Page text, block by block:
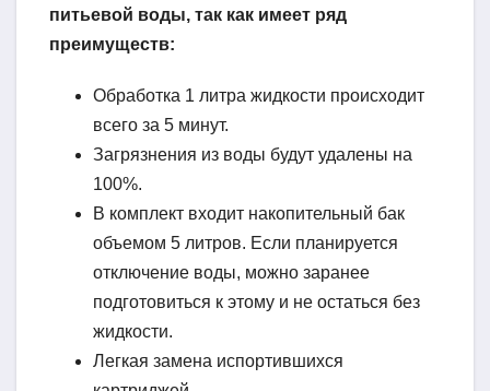
питьевой воды, так как имеет ряд
преимуществ:
Обработка 1 литра жидкости происходит
всего за 5 минут.
Загрязнения из воды будут удалены на
100%.
В комплект входит накопительный бак
объемом 5 литров. Если планируется
отключение воды, можно заранее
подготовиться к этому и не остаться без
жидкости.
Легкая замена испортившихся